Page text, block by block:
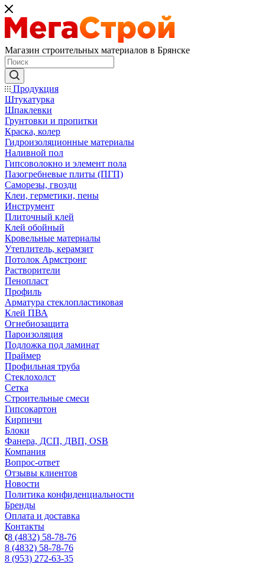
Магазин строительных материалов в Брянске
Продукция
Штукатурка
Шпаклевки
Грунтовки и пропитки
Краска, колер
Гидроизоляционные материалы
Наливной пол
Гипсоволокно и элемент пола
Пазогребневые плиты (ПГП)
Саморезы, гвозди
Клеи, герметики, пены
Инструмент
Плиточный клей
Клей обойный
Кровельные материалы
Утеплитель, керамзит
Потолок Армстронг
Растворители
Пенопласт
Профиль
Арматура стеклопластиковая
Клей ПВА
Огнебиозащита
Пароизоляция
Подложка под ламинат
Праймер
Профильная труба
Стеклохолст
Сетка
Строительные смеси
Гипсокартон
Кирпичи
Блоки
Фанера, ДСП, ДВП, OSB
Компания
Вопрос-ответ
Отзывы клиентов
Новости
Политика конфиденциальности
Бренды
Оплата и доставка
Контакты
8 (4832) 58-78-76
8 (4832) 58-78-76
8 (953) 272-63-35